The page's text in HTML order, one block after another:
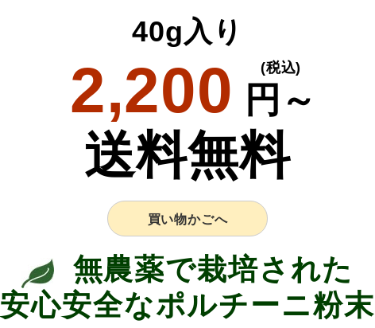
40g入り
2,200 円～
(税込)
送料無料
買い物かごへ
無農薬で栽培された
安心安全なポルチーニ粉末